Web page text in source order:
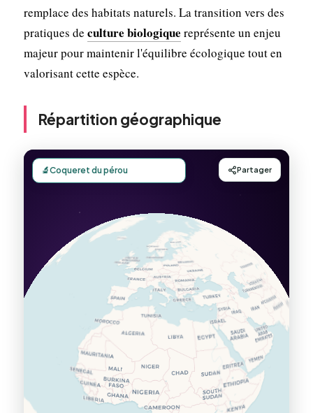
remplace des habitats naturels. La transition vers des
pratiques de culture biologique représente un enjeu
majeur pour maintenir l'équilibre écologique tout en
valorisant cette espèce.
Répartition géographique